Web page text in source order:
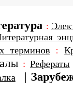
:
терминов:
: Рефераты
|